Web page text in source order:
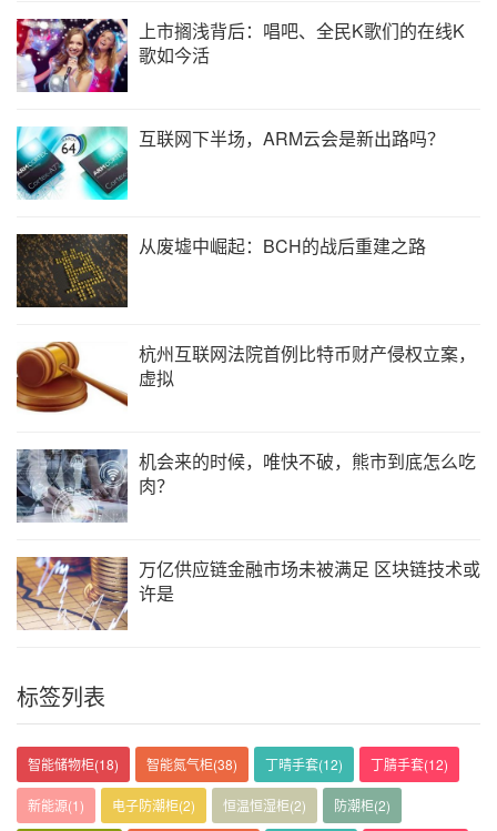
上市搁浅背后：唱吧、全民K歌们的在线K
歌如今活
互联网下半场，ARM云会是新出路吗？
从废墟中崛起：BCH的战后重建之路
杭州互联网法院首例比特币财产侵权立案，
虚拟
机会来的时候，唯快不破，熊市到底怎么吃
肉？
万亿供应链金融市场未被满足 区块链技术或
许是
标签列表
智能储物柜(18) 智能氮气柜(38) 丁晴手套(12) 丁腈手套(12)
新能源(1) 电子防潮柜(2) 恒温恒湿柜(2) 防潮柜(2)